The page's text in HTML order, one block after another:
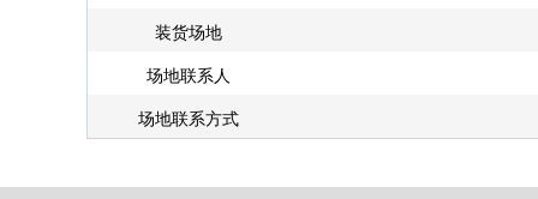
装货场地
场地联系人
场地联系方式